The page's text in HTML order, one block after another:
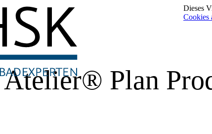
Dieses
Cookies
Atelier® Plan